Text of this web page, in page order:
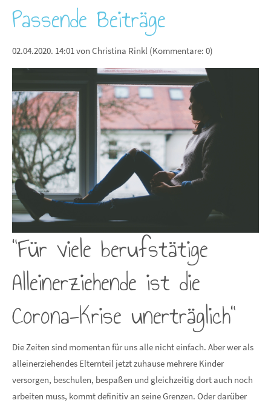
Passende Beiträge
02.04.2020. 14:01von Christina Rinkl (Kommentare: 0)
"Für viele berufstätige
Alleinerziehende ist die
Corona-Krise unerträglich"
Die Zeiten sind momentan für uns alle nicht einfach. Aber wer als
alleinerziehendes Elternteil jetzt zuhause mehrere Kinder
versorgen, beschulen, bespaßen und gleichzeitig dort auch noch
arbeiten muss, kommt definitiv an seine Grenzen. Oder darüber